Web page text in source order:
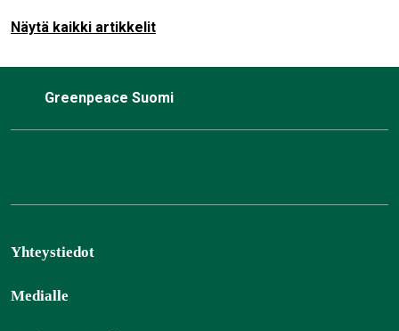
Näytä kaikki artikkelit
Greenpeace Suomi
Yhteystiedot
Medialle